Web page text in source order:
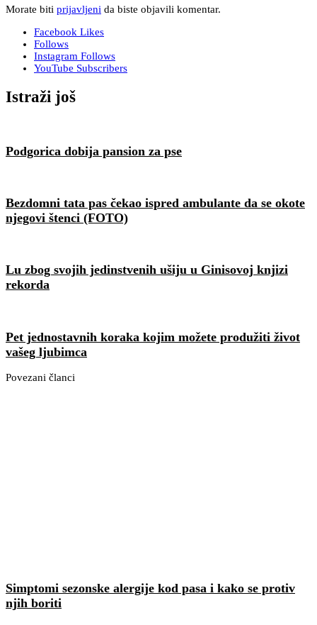
Morate biti prijavljeni da biste objavili komentar.
Facebook Likes
Follows
Instagram Follows
YouTube Subscribers
Istraži još
Podgorica dobija pansion za pse
Bezdomni tata pas čekao ispred ambulante da se okote
njegovi štenci (FOTO)
Lu zbog svojih jedinstvenih ušiju u Ginisovoj knjizi
rekorda
Pet jednostavnih koraka kojim možete produžiti život
vašeg ljubimca
Povezani članci
Simptomi sezonske alergije kod pasa i kako se protiv
njih boriti